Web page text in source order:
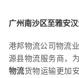
广州南沙区至雅安
港邦物流公司物流
源县物流服务商，
物流货物运输更加